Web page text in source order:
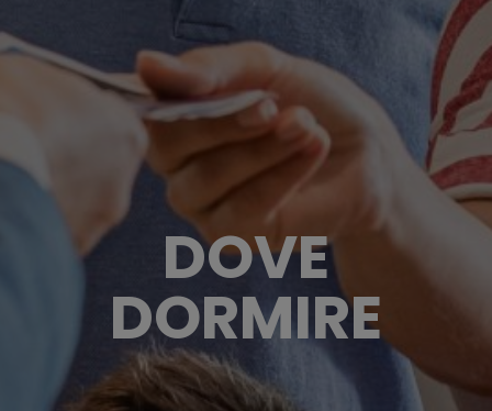
DOVE
DORMIRE